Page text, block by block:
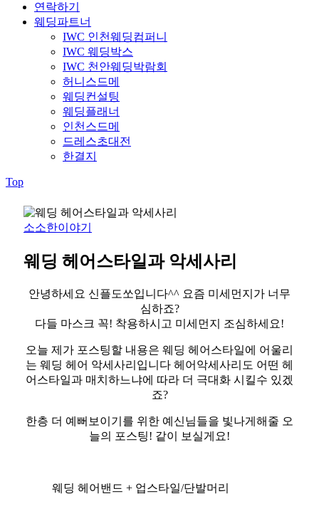
연락하기
웨딩파트너
IWC 인천웨딩컴퍼니
IWC 웨딩박스
IWC 천안웨딩박람회
허니스드메
웨딩컨설팅
웨딩플래너
인천스드메
드레스초대전
한결지
Top
소소한이야기
웨딩 헤어스타일과 악세사리
안녕하세요 신플도쏘입니다^^ 요즘 미세먼지가 너무
심하죠?
다들 마스크 꼭! 착용하시고 미세먼지 조심하세요!
오늘 제가 포스팅할 내용은 웨딩 헤어스타일에 어울리
는 웨딩 헤어 악세사리입니다 헤어악세사리도 어떤 헤
어스타일과 매치하느냐에 따라 더 극대화 시킬수 있겠
죠?
한층 더 예뻐보이기를 위한 예신님들을 빛나게해줄 오
늘의 포스팅! 같이 보실게요!
웨딩 헤어밴드 + 업스타일/단발머리